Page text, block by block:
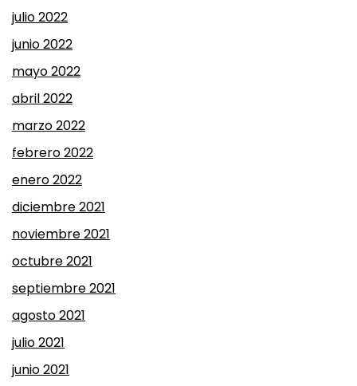
julio 2022
junio 2022
mayo 2022
abril 2022
marzo 2022
febrero 2022
enero 2022
diciembre 2021
noviembre 2021
octubre 2021
septiembre 2021
agosto 2021
julio 2021
junio 2021